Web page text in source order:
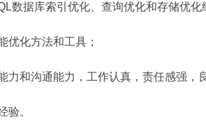
据库索引优化、查询优化和存储优化
化方法和工具；
沟通能力，工作认真，责任感强，良
。